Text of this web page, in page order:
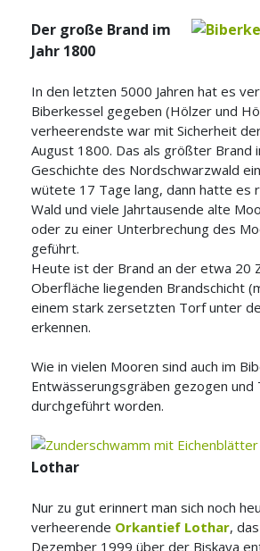
Der große Brand im
Jahr 1800
In den letzten 5000 Jahren hat es
Biberkessel gegeben (Hölzer und
verheerendste war mit Sicherheit
August 1800. Das als größter Brand
Geschichte des Nordschwarzwald
wütete 17 Tage lang, dann hatte es
Wald und viele Jahrtausende alte
oder zu einer Unterbrechung des
geführt.
Heute ist der Brand an der etwa 20
Oberfläche liegenden Brandschicht
einem stark zersetzten Torf unter
erkennen.
Wie in vielen Mooren sind auch im
Entwässerungsgräben gezogen und
durchgeführt worden.
Lothar
Nur zu gut erinnert man sich noch
verheerende Orkantief Lothar,
Dezember 1999 über der Biskaya